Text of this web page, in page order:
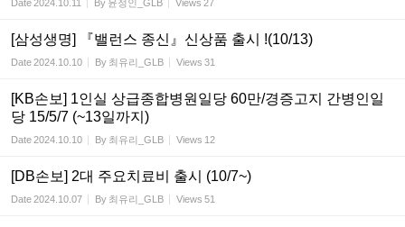
Date2024.10.11 By 윤정인_GLB Views 27
[삼성생명] 『밸런스 종신』신상품 출시 !(10/13)
Date2024.10.10 By 최유리_GLB Views 31
[KB손보] 1인실 상급종합병원일당 60만/경증고지 간병인일
당 15/5/7 (~13일까지)
Date2024.10.10 By 최유리_GLB Views 12
[DB손보] 2대 주요치료비 출시 (10/7~)
Date2024.10.07 By 최유리_GLB Views 51